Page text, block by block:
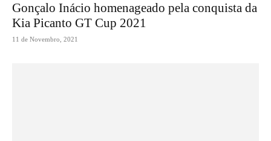
Gonçalo Inácio homenageado pela conquista da
Kia Picanto GT Cup 2021
11 de Novembro, 2021